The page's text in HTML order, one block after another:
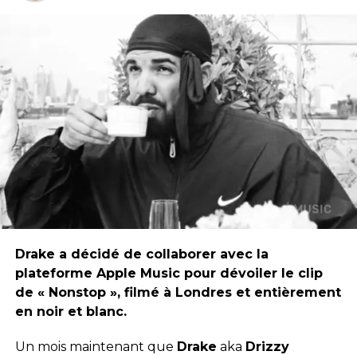
Drake a décidé de collaborer avec la
plateforme Apple Music pour dévoiler le clip
de « Nonstop », filmé à Londres et entièrement
en noir et blanc.
Un mois maintenant que Drake aka Drizzy